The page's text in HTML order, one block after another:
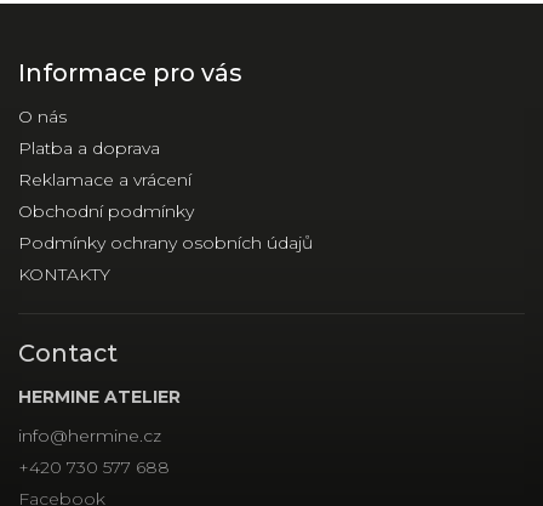
Informace pro vás
O nás
Platba a doprava
Reklamace a vrácení
Obchodní podmínky
Podmínky ochrany osobních údajů
KONTAKTY
Contact
HERMINE ATELIER
info@hermine.cz
+420 730 577 688
Facebook